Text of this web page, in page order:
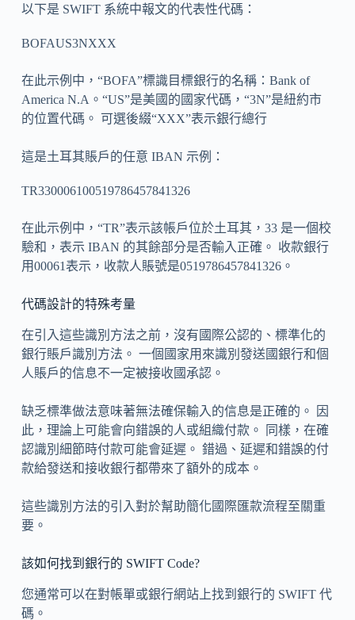
以下是 SWIFT 系統中報文的代表性代碼：
BOFAUS3NXXX
在此示例中，“BOFA”標識目標銀行的名稱：Bank of
America N.A。“US”是美國的國家代碼，“3N”是紐約市
的位置代碼。 可選後綴“XXX”表示銀行總行
這是土耳其賬戶的任意 IBAN 示例：
TR330006100519786457841326
在此示例中，“TR”表示該帳戶位於土耳其，33 是一個校
驗和，表示 IBAN 的其餘部分是否輸入正確。 收款銀行
用00061表示，收款人賬號是0519786457841326。
代碼設計的特殊考量
在引入這些識別方法之前，沒有國際公認的、標準化的
銀行賬戶識別方法。 一個國家用來識別發送國銀行和個
人賬戶的信息不一定被接收國承認。
缺乏標準做法意味著無法確保輸入的信息是正確的。 因
此，理論上可能會向錯誤的人或組織付款。 同樣，在確
認識別細節時付款可能會延遲。 錯過、延遲和錯誤的付
款給發送和接收銀行都帶來了額外的成本。
這些識別方法的引入對於幫助簡化國際匯款流程至關重
要。
該如何找到銀行的 SWIFT Code?
您通常可以在對帳單或銀行網站上找到銀行的 SWIFT 代
碼。